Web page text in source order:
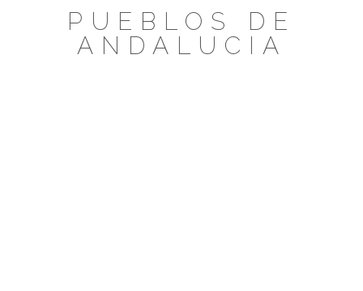
PUEBLOS DE
ANDALUCIA